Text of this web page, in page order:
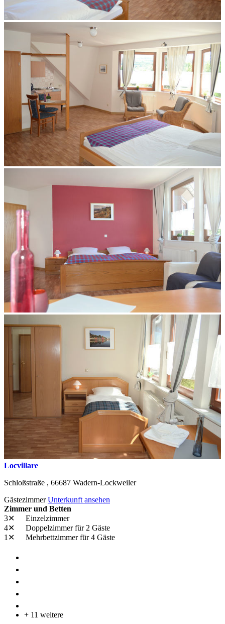
Locvillare
Schloßstraße , 66687 Wadern-Lockweiler
GästezimmerUnterkunft ansehen
Zimmer und Betten
3✕
Einzelzimmer
4✕
Doppelzimmerfür 2 Gäste
1✕
Mehrbettzimmerfür 4 Gäste
+ 11 weitere